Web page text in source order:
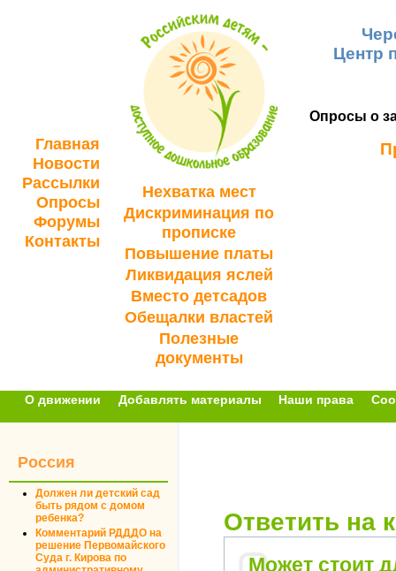
Главная
Новости
Рассылки
Опросы
Форумы
Контакты
Нехватка мест
Дискриминация по
прописке
Повышение платы
Ликвидация яслей
Вместо детсадов
Обещалки властей
Полезные
документы
Центр
Опросы о
О движении Добавлять материалы Наши права
Россия
Должен ли детский сад
быть рядом с домом
ребенка?
Комментарий РДДДО на
решение Первомайского
Суда г. Кирова по
Ответить на
Может стоит